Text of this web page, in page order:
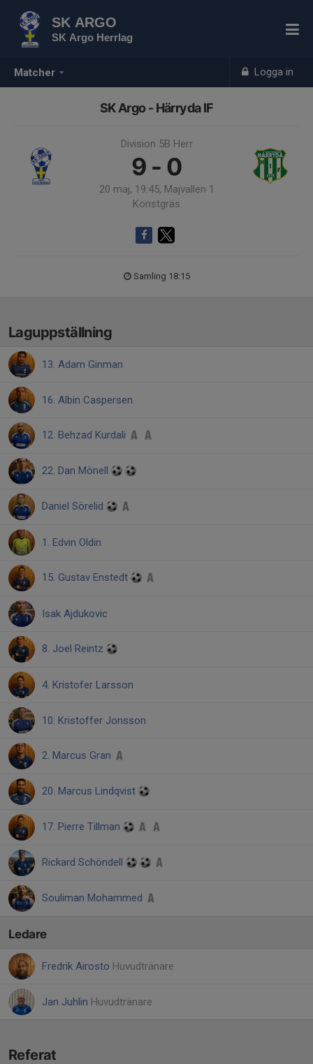
Matcher Logga in
SK ARGO
SK Argo Herrlag
SK Argo - Härryda IF
Division 5B Herr
9 - 0
20 maj, 19:45, Majvallen 1
Konstgräs
Samling 18:15
Laguppställning
13. Adam Ginman
16. Albin Caspersen
12. Behzad Kurdali
22. Dan Mönell
Daniel Sörelid
1. Edvin Oldin
15. Gustav Enstedt
Isak Ajdukovic
8. Joel Reintz
4. Kristofer Larsson
10. Kristoffer Jonsson
2. Marcus Gran
20. Marcus Lindqvist
17. Pierre Tillman
Rickard Schöndell
Souliman Mohammed
Ledare
Fredrik Airosto Huvudtränare
Jan Juhlin Huvudtränare
Referat